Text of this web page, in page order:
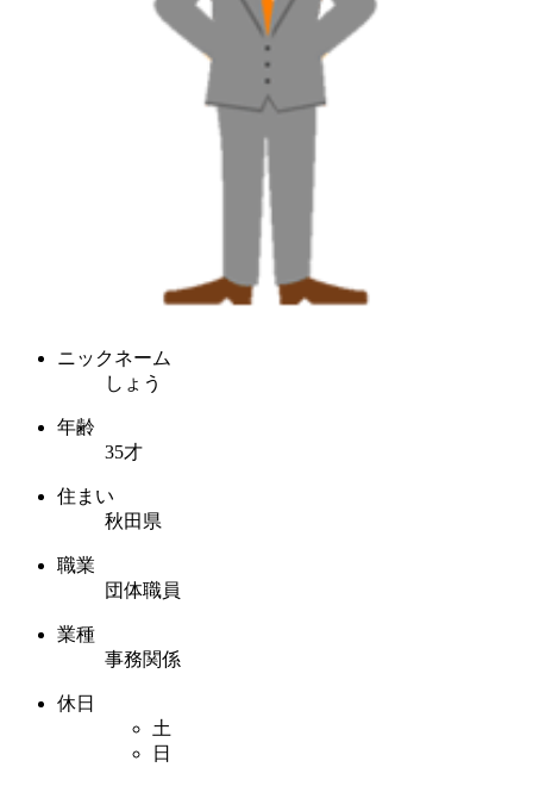
ニックネーム
しょう
年齢
35才
住まい
秋田県
職業
団体職員
業種
事務関係
休日
土
日